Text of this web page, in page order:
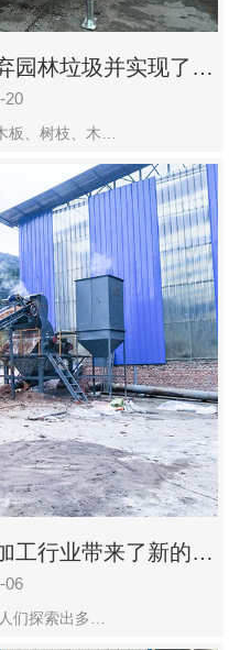
园林垃圾并实现了再
20
板、树枝、木…
工行业带来了新的变
06
们探索出多…